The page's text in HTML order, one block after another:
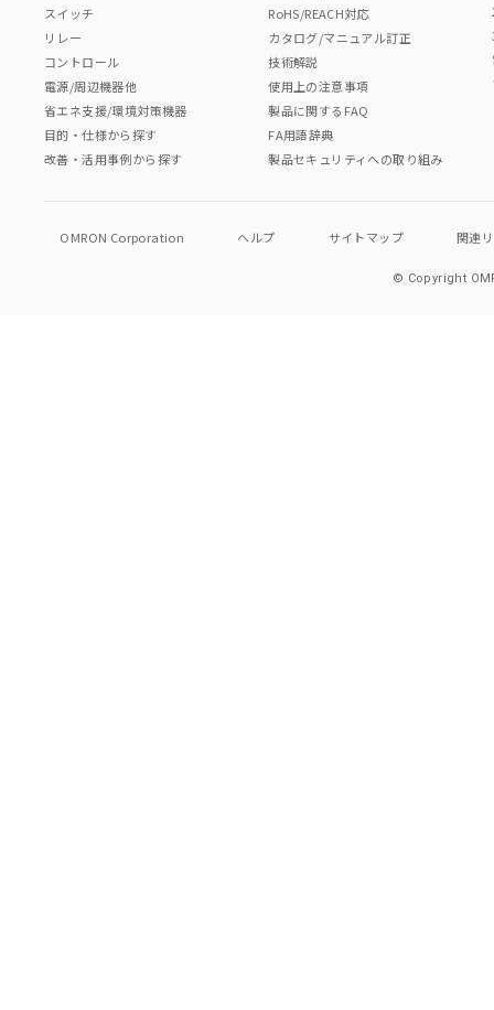
スイッチ
リレー
コントロール
電源/周辺機器他
省エネ支援/環境対策機器
目的・仕様から探す
改善・活用事例から探す
RoHS/REACH対応
カタログ/マニュアル訂正
技術解説
使用上の注意事項
製品に関するFAQ
FA用語辞典
製品セキュリティへの取り組み
OMRON Corporation ヘルプ サイトマップ 関連
© Copyright